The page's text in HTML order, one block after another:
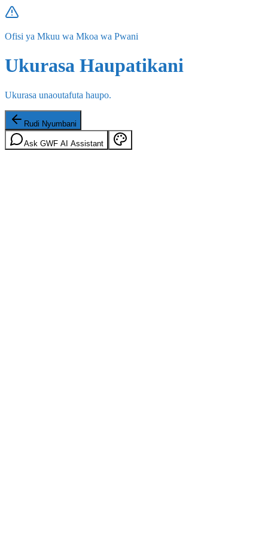
Ofisi ya Mkuu wa Mkoa wa Pwani
Ukurasa Haupatikani
Ukurasa unaoutafuta haupo.
Rudi Nyumbani
Ask GWF AI Assistant